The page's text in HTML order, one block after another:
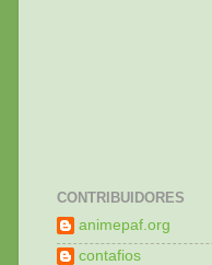
CONTRIBUIDORES
animepaf.org
contafios